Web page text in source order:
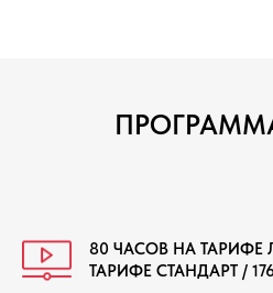
80 ЧАСОВ НА ТАРИФЕ
ТАРИФЕ СТАНДАРТ /